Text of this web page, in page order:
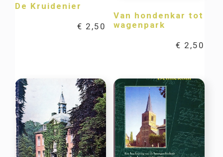
De Kruidenier
€ 2,50
Van hondenkar tot
wagenpark
€ 2,50